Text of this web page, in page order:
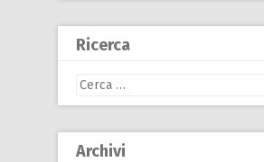
Ricerca
Ricerca
Archivi